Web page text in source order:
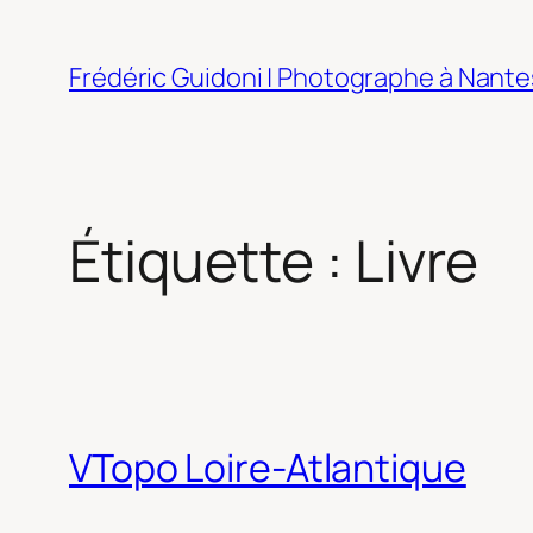
contenu
Frédéric Guidoni | Photographe à
Étiquette : Livre
VTopo Loire-Atlantique